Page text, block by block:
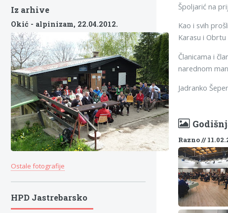
Špoljarić na
Kao i svih
Karasu i
Članicama i
narednom
Jadranko Šeper
Razno //
Iz arhive
Okić - alpinizam, 22.04.2012.
Ostale fotografije
HPD Jastrebarsko